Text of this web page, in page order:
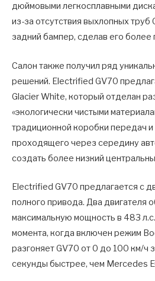
дюймовыми легкосплавными
из-за отсутствия выхлопных
задний бампер, сделав его более
Салон также получил ряд
решений. Electrified GV70
Glacier White, который отделан
«экологически чистыми
традиционной коробки передач и
проходящего через середину
создать более низкий
Electrified GV70 предлагается с
полного привода. Два двигателя
максимальную мощность в 483
момента, когда включен режим
разгоняет GV70 от 0 до 100 км/ч
секунды быстрее, чем Mercedes